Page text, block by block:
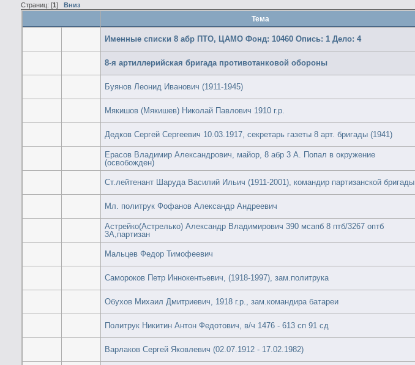
Страниц: [1] Вниз
Тема
Именные списки 8 абр ПТО, ЦАМО Фонд: 10460 Опись: 1 Дело: 4
8-я артиллерийская бригада противотанковой обороны
Буянов Леонид Иванович (1911-1945)
Мякишов (Мякишев) Николай Павлович 1910 г.р.
Дедков Сергей Сергеевич 10.03.1917, секретарь газеты 8 арт. бригады (1941)
Ерасов Владимир Александрович, майор, 8 абр 3 А. Попал в окружение
(освобожден)
Ст.лейтенант Шаруда Василий Ильич (1911-2001), командир партизанской бригады
Мл. политрук Фофанов Александр Андреевич
Астрейко(Астрелько) Александр Владимирович 390 мсапб 8 птб/3267 оптб
3А,партизан
Мальцев Федор Тимофеевич
Самороков Петр Иннокентьевич, (1918-1997), зам.политрука
Обухов Михаил Дмитриевич, 1918 г.р., зам.командира батареи
Политрук Никитин Антон Федотович, в/ч 1476 - 613 сп 91 сд
Варлаков Сергей Яковлевич (02.07.1912 - 17.02.1982)